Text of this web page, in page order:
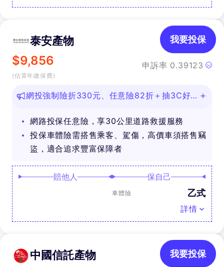
泰安產物
$9,856
(估算年繳保費)
申訴率 0.39123
我要投保
網投強制險折330元、任意險82折＋抽3C好
網路投保任意險，享30公里道路救援服務
投保車體險需搭售乘客、駕傷，高價車須搭售竊
盜，適合追求豐富保障者
賠他人 保自己
車體險 乙式
詳情
中國信託產物 我要投保